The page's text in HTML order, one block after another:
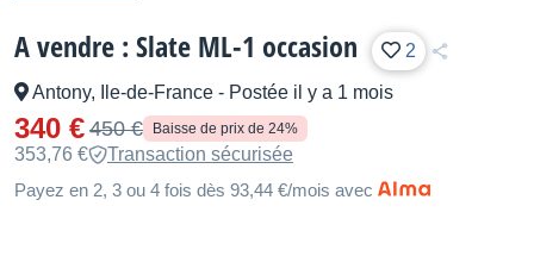
A vendre : Slate ML-1 occasion 2
Antony, Ile-de-France - Postée il y a 1 mois
340 € 450 € Baisse de prix de 24%
353,76 €
Transaction sécurisée
Payez en 2, 3 ou 4 fois dès 93,44 €/mois avec